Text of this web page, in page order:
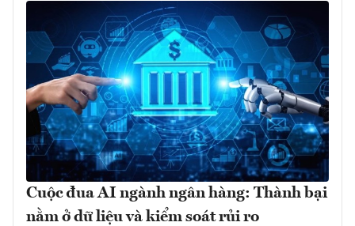
Cuộc đua AI ngành ngân hàng: Thành bại
nằm ở dữ liệu và kiểm soát rủi ro